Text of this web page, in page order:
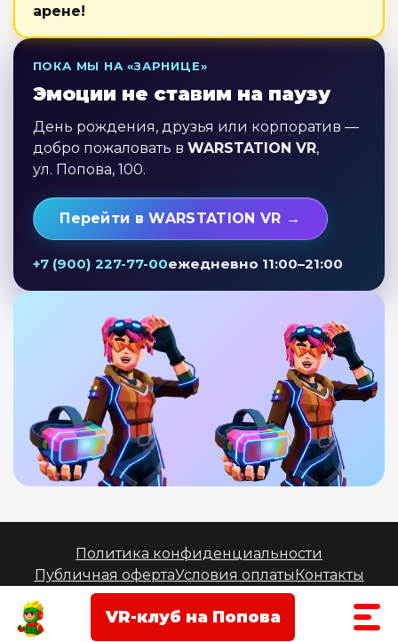
VR-клуб на Попова
арене!
ПОКА МЫ НА «ЗАРНИЦЕ»
Эмоции не ставим на паузу
День рождения, друзья или корпоратив —
добро пожаловать в WARSTATION VR,
ул. Попова, 100.
Перейти в WARSTATION VR →
+7 (900) 227-77-00ежедневно 11:00–21:00
Политика конфиденциальности
Публичная офертаУсловия оплатыКонтакты
© 2026 Laserwar — лазертаг в Смоленске.
55-44